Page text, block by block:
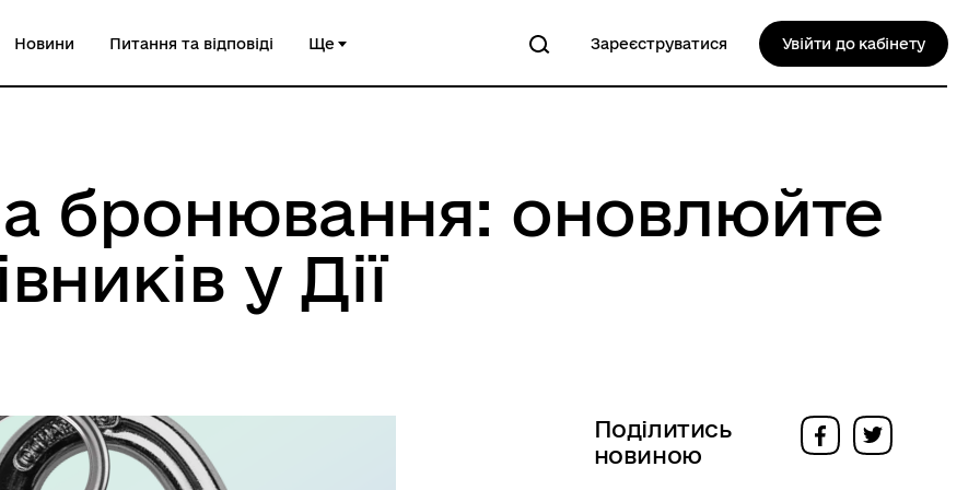
Новини Питання та відповіді Ще Зареєструватися Увійти до кабінету
бронювання: оновлюйте
у Дії
Поділитись
новиною